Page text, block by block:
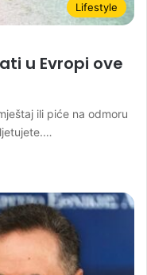
Lifestyle
u Evropi ove
ili piće na odmoru